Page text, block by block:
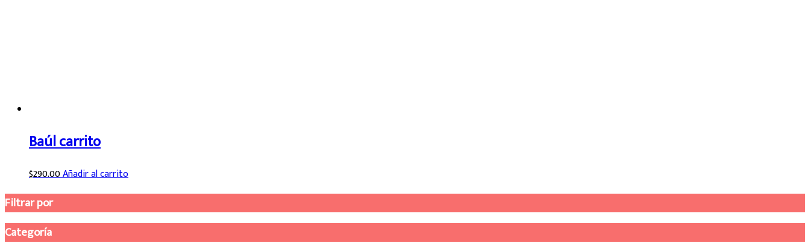
Baúl carrito
$290.00Añadir al carrito
Filtrar por
Categoría